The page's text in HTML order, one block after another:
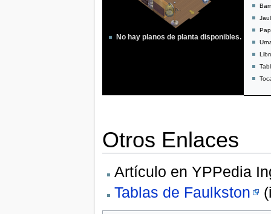
No hay planos de planta disponibles.
Otros Enlaces
Artículo en YPPedia
Tablas de Faulkston